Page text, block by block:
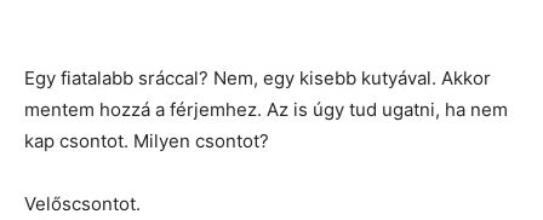
Egy fiatalabb sráccal? Nem, egy kisebb kutyával. Akkor
mentem hozzá a férjemhez. Az is úgy tud ugatni, ha nem
kap csontot. Milyen csontot?
Velőscsontot.